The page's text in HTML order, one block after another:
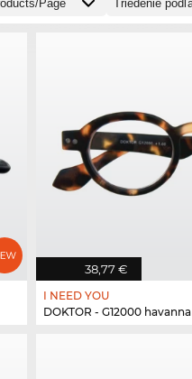
38,77 €
I NEED YOU
DOKTOR - G12000 havanna